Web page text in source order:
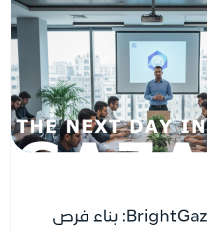
طاقات و BrightGaza: بناء فرص